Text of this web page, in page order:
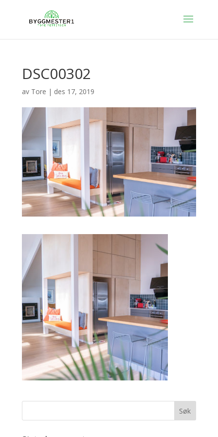
DSC00302
av Tore | des 17, 2019